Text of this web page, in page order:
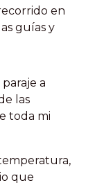
en
guías y
a
las
toda mi
,
que